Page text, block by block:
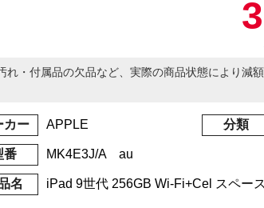
れ・付属品の欠品など、実際の商品状態により減
カー APPLE 分類
番 MK4E3J/A au
名 iPad 9世代 256GB Wi-Fi+Cel スペー